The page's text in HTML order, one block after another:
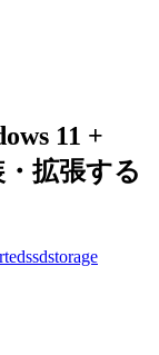
11 +
・拡張する
ssdstorage